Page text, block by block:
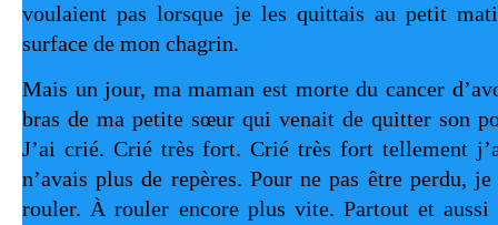
voulaient pas lorsque je les quittais au petit
surface de mon chagrin.
Mais un jour, ma maman est morte du cancer
bras de ma petite sœur qui venait de quitter son
J’ai crié. Crié très fort. Crié très fort tellement
n’avais plus de repères. Pour ne pas être perdu,
rouler. À rouler encore plus vite. Partout et aussi